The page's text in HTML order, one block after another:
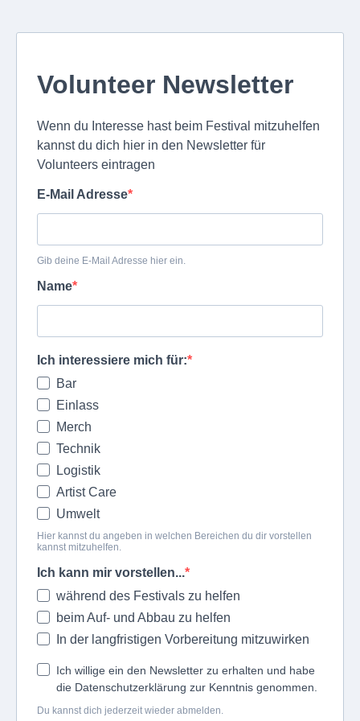
Volunteer Newsletter
Wenn du Interesse hast beim Festival mitzuhelfen
kannst du dich hier in den Newsletter für
Volunteers eintragen
E-Mail Adresse
Gib deine E-Mail Adresse hier ein.
Name
Ich interessiere mich für:
Bar
Einlass
Merch
Technik
Logistik
Artist Care
Umwelt
Hier kannst du angeben in welchen Bereichen du dir vorstellen
kannst mitzuhelfen.
Ich kann mir vorstellen...
während des Festivals zu helfen
beim Auf- und Abbau zu helfen
In der langfristigen Vorbereitung mitzuwirken
Ich willige ein den Newsletter zu erhalten und habe
die Datenschutzerklärung zur Kenntnis genommen.
Du kannst dich jederzeit wieder abmelden.